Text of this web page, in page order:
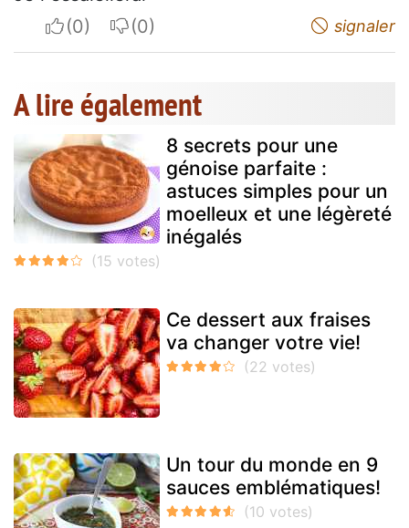
I apreciateI do not appreciate signaler
A lire également
8 secrets pour une
génoise parfaite :
astuces simples pour un
moelleux et une légèreté
inégalés
Ce dessert aux fraises
va changer votre vie!
Un tour du monde en 9
sauces emblématiques!